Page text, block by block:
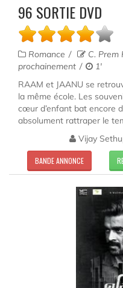
96 SORTIE DVD
Romance C. Prem
prochainement
1'
RAAM et JAANU se
la même école. Les
cœur d’enfant bat encore
absolument rattraper le
Vijay
BANDE ANNONCE